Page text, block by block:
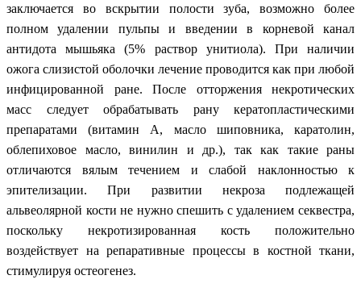
заключается во вскрытии полости зуба, возможно более
полном удалении пульпы и введении в корневой канал
антидота мышьяка (5% раствор унитиола). При наличии
ожога слизистой оболочки лечение проводится как при любой
инфицированной ране. После отторжения некротических
масс следует обрабатывать рану кератопластическими
препаратами (витамин А, масло шиповника, каратолин,
облепиховое масло, винилин и др.), так как такие раны
отличаются вялым течением и слабой наклонностью к
эпителизации. При развитии некроза подлежащей
альвеолярной кости не нужно спешить с удалением секвестра,
поскольку некротизированная кость положительно
воздействует на репаративные процессы в костной ткани,
стимулируя остеогенез.